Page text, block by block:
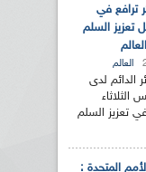
ترافع في
تعزيز السلم
العالم
الدائم لدى
في تعزيز السلم
المتحدة :